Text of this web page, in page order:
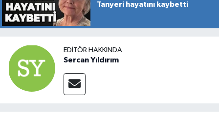
Tanyeri hayatını kaybetti
EDITÖR HAKKINDA
Sercan Yıldırım